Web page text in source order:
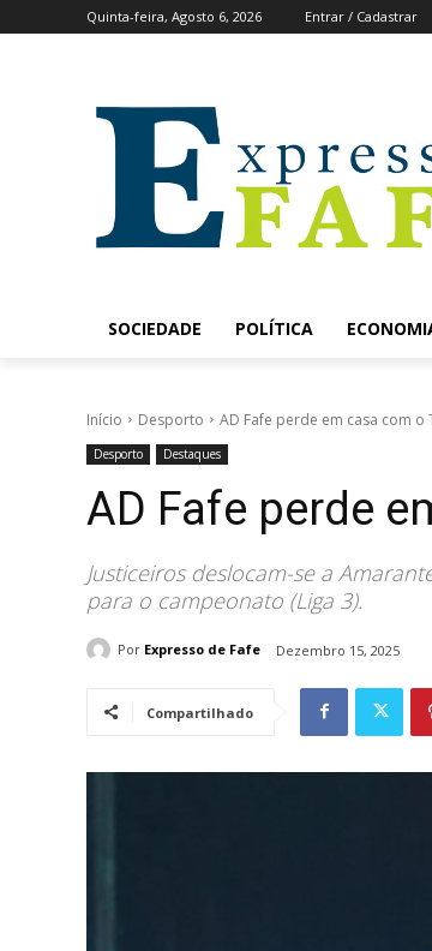
Quinta-feira, Agosto 6, 2026 Entrar / Cadastrar
SOCIEDADE POLÍTICA
Início Desporto AD Fafe perde em casa com o
Desporto Destaques
AD Fafe perde
Justiceiros deslocam-se a
para o campeonato (Liga 3).
Por Expresso de Fafe Dezembro 15, 2025
Compartilhado